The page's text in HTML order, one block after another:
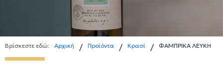
Βρίσκεστε εδώ: Αρχική / Προϊόντα / Κρασί / ΦΑΜΠΡΙΚΑ ΛΕΥΚΗ